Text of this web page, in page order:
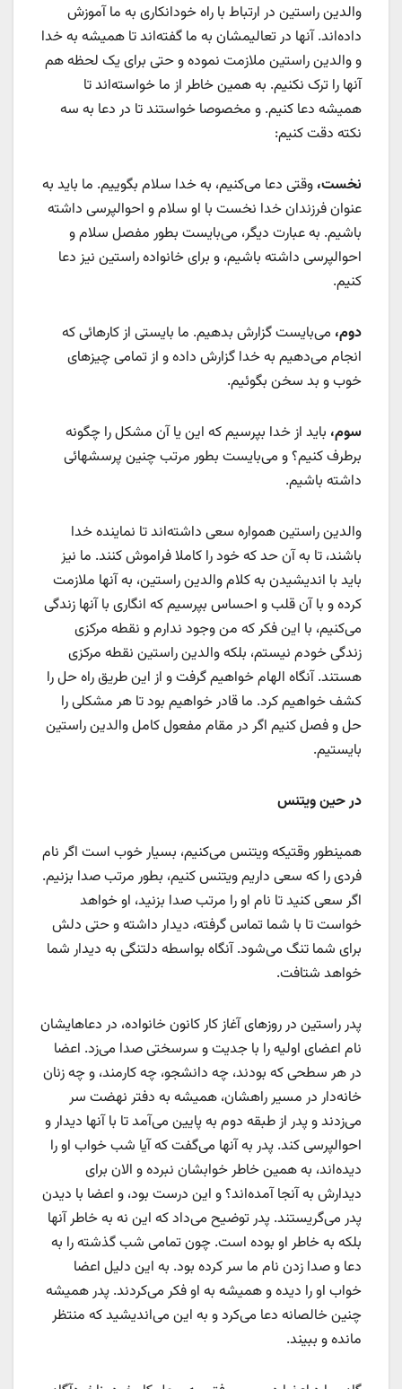
والدین راستین در ارتباط با راه خودانکاری به ما آموزش
داده‌اند. آنها در تعالیمشان به ما گفته‌اند تا همیشه به خدا
و والدین راستین ملازمت نموده و حتی برای یک لحظه هم
آنها را ترک نکنیم. به همین خاطر از ما خواسته‌اند تا
همیشه دعا کنیم. و مخصوصا خواستند تا در دعا به سه
نکته دقت کنیم:
نخست، وقتی دعا می‌کنیم، به خدا سلام بگوییم. ما باید به
عنوان فرزندان خدا نخست با او سلام و احوالپرسی داشته
باشیم. به عبارت دیگر، می‌بایست بطور مفصل سلام و
احوالپرسی داشته باشیم، و برای خانواده راستین نیز دعا
کنیم.
دوم، می‌بایست گزارش بدهیم. ما بایستی از کارهائی که
انجام می‌دهیم به خدا گزارش داده و از تمامی چیزهای
خوب و بد سخن بگوئیم.
سوم، باید از خدا بپرسیم که این یا آن مشکل را چگونه
برطرف کنیم؟ و می‌بایست بطور مرتب چنین پرسشهائی
داشته باشیم.
والدین راستین همواره سعی داشته‌اند تا نماینده خدا
باشند، تا به آن حد که خود را کاملا فراموش ‌کنند. ما نیز
باید با اندیشیدن به کلام والدین راستین، به آنها ملازمت
کرده و با آن قلب و احساس بپرسیم که انگاری با آنها زندگی
می‌کنیم، با این فکر که من وجود ندارم و نقطه مرکزی
زندگی خودم نیستم،‌ بلکه والدین راستین نقطه مرکزی
هستند. آنگاه الهام خواهیم گرفت و از این طریق راه حل را
کشف خواهیم کرد. ما قادر خواهیم بود تا هر مشکلی را
حل و فصل کنیم اگر در مقام مفعول کامل والدین راستین
بایستیم.
در حین ویتنس
همینطور وقتیکه ویتنس می‌کنیم، بسیار خوب است اگر نام
فردی را که سعی داریم ویتنس کنیم،‌ بطور مرتب صدا بزنیم.
اگر سعی کنید تا نام او را مرتب صدا بزنید، او خواهد
خواست تا با شما تماس گرفته، دیدار داشته و حتی دلش
برای شما تنگ می‌شود. آنگاه بواسطه دلتنگی‌ به دیدار شما
خواهد شتافت.
پدر راستین در روزهای آغاز کار کانون خانواده، در دعاهایشان
نام اعضای اولیه را با جدیت و سرسختی صدا می‌زد. اعضا
در هر سطحی که بودند، چه دانشجو، چه کارمند، و چه زنان
خانه‌دار در مسیر راهشان، همیشه به دفتر نهضت سر
می‌زدند و پدر از طبقه دوم به پایین می‌آمد تا با آنها دیدار و
احوالپرسی کند. پدر به آنها می‌گفت که آیا شب خواب او را
دیده‌اند، به همین خاطر خوابشان نبرده و الان برای
دیدارش به آنجا آمده‌اند؟ و این درست بود، و اعضا با دیدن
پدر می‌گریستند. پدر توضیح می‌داد که این نه به خاطر آنها
بلکه به خاطر او بوده است. چون تمامی شب گذشته را به
دعا و صدا زدن نام ما سر کرده بود. به این دلیل اعضا
خواب او را دیده و همیشه به او فکر می‌کردند. پدر همیشه
چنین خالصانه دعا می‌کرد و به این می‌اندیشید که منتظر
مانده و ببیند.